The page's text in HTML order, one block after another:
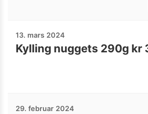
13. mars 2024
Kylling nuggets 290g kr
29. februar 2024